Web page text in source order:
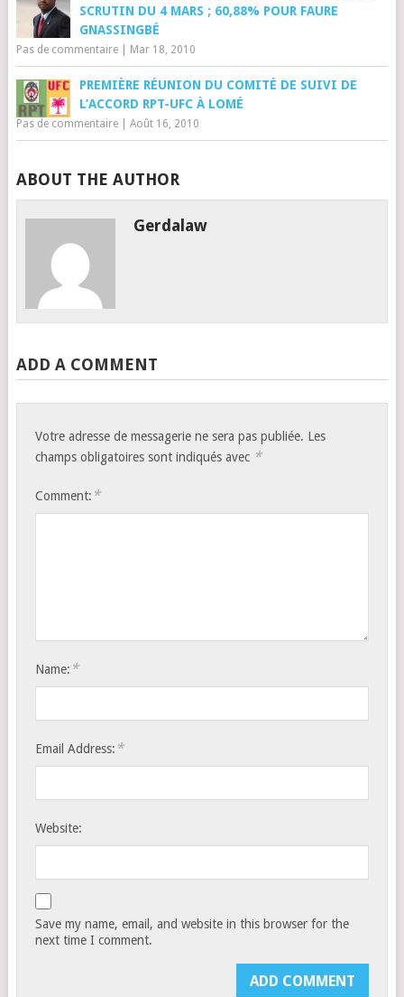
SCRUTIN DU 4 MARS ; 60,88% POUR FAURE
GNASSINGBÉ
Pas de commentaire| Mar 18, 2010
PREMIÈRE RÉUNION DU COMITÉ DE SUIVI DE
L’ACCORD RPT-UFC À LOMÉ
Pas de commentaire| Août 16, 2010
ABOUT THE AUTHOR
Gerdalaw
ADD A COMMENT
Votre adresse de messagerie ne sera pas publiée. Les
champs obligatoires sont indiqués avec *
Comment: *
Name: *
Email Address: *
Website:
Save my name, email, and website in this browser for the
next time I comment.